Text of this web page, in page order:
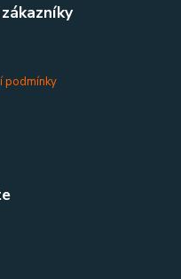
podmínky